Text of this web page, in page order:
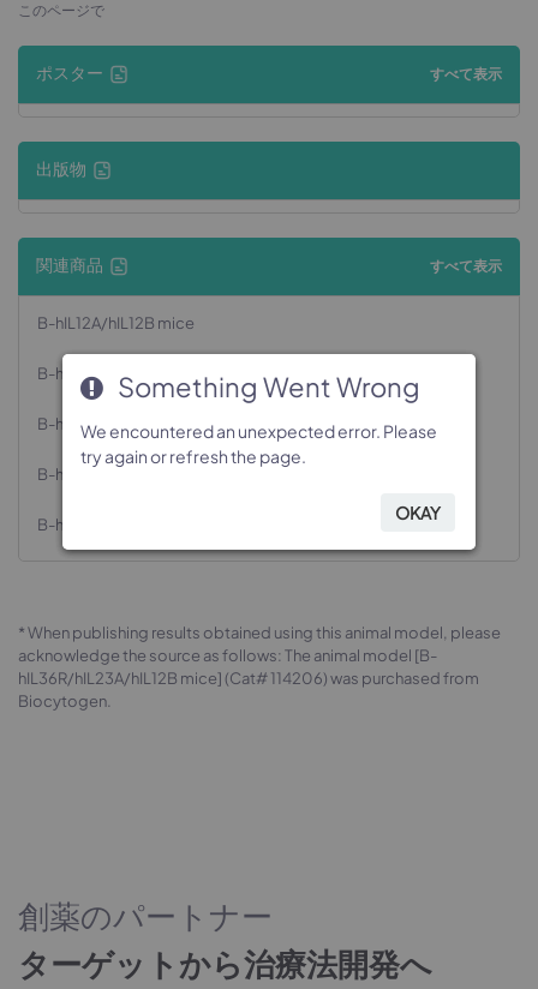
このページで
ポスター すべて表示
出版物
関連商品 すべて表示
B-hIL12A/hIL12B mice
B-hIL12A/hIL12B/hIL12RB1 plus/hIL12RB2 ad mice
B-hIL12A/hIL12B/hIL12RB1/hIL12RB2/hPLAUR mice
B-hIL23A/hIL12B mice
B-hIL23A/hIL12B, Rag2 KO mice
* When publishing results obtained using this animal model, please
acknowledge the source as follows: The animal model [B-
hIL36R/hIL23A/hIL12B mice] (Cat# 114206) was purchased from
Biocytogen.
創薬のパートナー
ターゲットから治療法開発へ
Something Went Wrong
We encountered an unexpected error. Please
try again or refresh the page.
OKAY
Something Went Wrong
We encountered an unexpected error. Please
try again or refresh the page.
OKAY
Something Went Wrong
We encountered an unexpected error. Please
try again or refresh the page.
OKAY
Something Went Wrong
We encountered an unexpected error. Please
try again or refresh the page.
OKAY